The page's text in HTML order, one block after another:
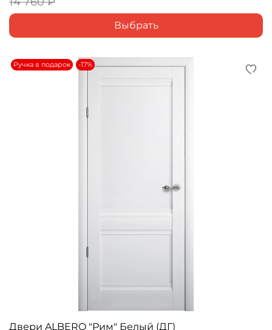
Выбрать
Ручка в подарок -17%
Двери ALBERO "Рим" Белый (ДГ)